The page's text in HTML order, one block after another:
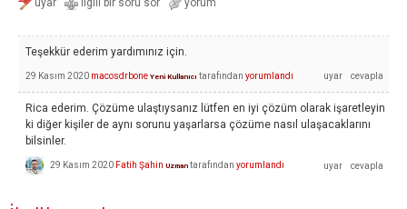
Teşekkür ederim yardımınız için.
29 Kasım 2020 macosdrbone Yeni Kullanıcı tarafından yorumlandı
Rica ederim. Çözüme ulaştıysanız lütfen en iyi çözüm olarak işaretleyin
ki diğer kişiler de aynı sorunu yaşarlarsa çözüme nasıl ulaşacaklarını
bilsinler.
29 Kasım 2020 Fatih Şahin Uzman tarafından yorumlandı